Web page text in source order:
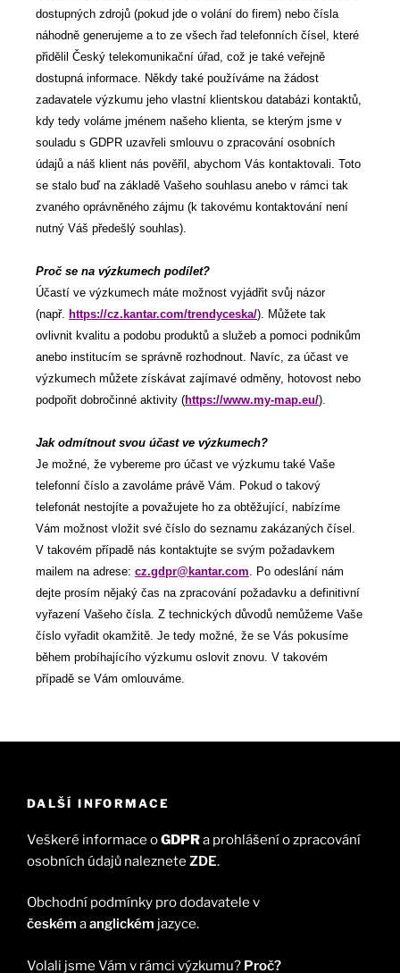
dostupných zdrojů (pokud jde o volání do firem) nebo čísla
náhodně generujeme a to ze všech řad telefonních čísel, které
přidělil Český telekomunikační úřad, což je také veřejně
dostupná informace. Někdy také používáme na žádost
zadavatele výzkumu jeho vlastní klientskou databázi kontaktů,
kdy tedy voláme jménem našeho klienta, se kterým jsme v
souladu s GDPR uzavřeli smlouvu o zpracování osobních
údajů a náš klient nás pověřil, abychom Vás kontaktovali. Toto
se stalo buď na základě Vašeho souhlasu anebo v rámci tak
zvaného oprávněného zájmu (k takovému kontaktování není
nutný Váš předešlý souhlas).
Proč se na výzkumech podílet?
Účastí ve výzkumech máte možnost vyjádřit svůj názor
(např. https://cz.kantar.com/trendyceska/). Můžete tak
ovlivnit kvalitu a podobu produktů a služeb a pomoci podnikům
anebo institucím se správně rozhodnout. Navíc, za účast ve
výzkumech můžete získávat zajímavé odměny, hotovost nebo
podpořit dobročinné aktivity (https://www.my-map.eu/).
Jak odmítnout svou účast ve výzkumech?
Je možné, že vybereme pro účast ve výzkumu také Vaše
telefonní číslo a zavoláme právě Vám. Pokud o takový
telefonát nestojíte a považujete ho za obtěžující, nabízíme
Vám možnost vložit své číslo do seznamu zakázaných čísel.
V takovém případě nás kontaktujte se svým požadavkem
mailem na adrese: cz.gdpr@kantar.com . Po odeslání nám
dejte prosím nějaký čas na zpracování požadavku a definitivní
vyřazení Vašeho čísla. Z technických důvodů nemůžeme Vaše
číslo vyřadit okamžitě. Je tedy možné, že se Vás pokusíme
během probíhajícího výzkumu oslovit znovu. V takovém
případě se Vám omlouváme.
DALŠÍ INFORMACE
Veškeré informace oGDPRa prohlášení o zpracování
osobních údajů naleznete ZDE.
Obchodní podmínky pro dodavatele v
českém aanglickém jazyce.
Volali jsme Vám v rámci výzkumu? Proč?